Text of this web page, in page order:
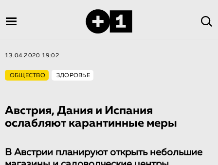
13.04.2020 19:02
ОБЩЕСТВО ЗДОРОВЬЕ
Австрия, Дания и Испания
ослабляют карантинные меры
В Австрии планируют открыть небольшие